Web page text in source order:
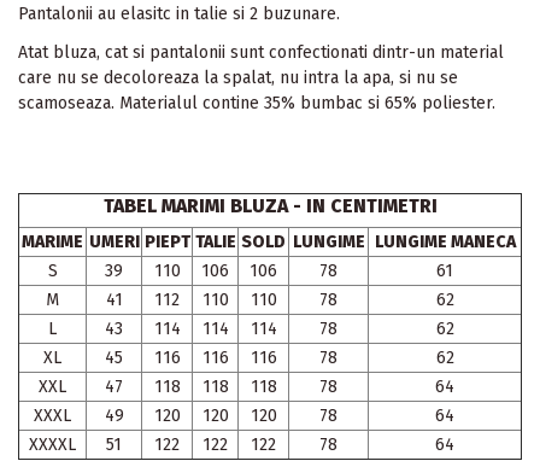
Pantalonii au elasitc in talie si 2 buzunare.
Atat bluza, cat si pantalonii sunt confectionati dintr-un material
care nu se decoloreaza la spalat, nu intra la apa, si nu se
scamoseaza. Materialul contine 35% bumbac si 65% poliester.
TABEL MARIMI BLUZA - IN CENTIMETRI
MARIME UMERI PIEPT TALIE SOLD LUNGIME LUNGIME MANECA
S
39 110 106 106 78
61
M
41 112 110 110 78
62
L
43 114 114 114 78
62
XL
45 116 116 116 78
62
XXL
47 118 118 118 78
64
XXXL
49 120 120 120 78
64
XXXXL
51 122 122 122 78 64